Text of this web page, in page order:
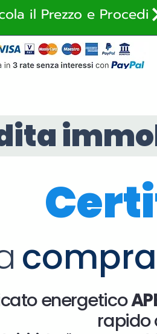
il Prezzo e Procedi
energetico
rapido